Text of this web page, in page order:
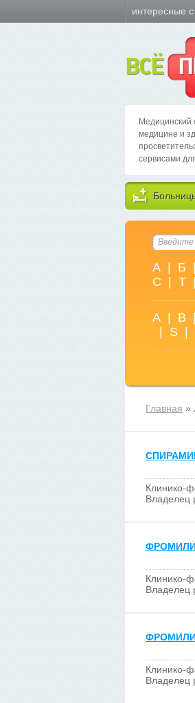
интересные
ВСЁ
Медицинский
медицине и
сервисами
А Б
С
Т
A B
S
Главная »
Клинико-
Владелец
Клинико-
Владелец
Клинико-
Владелец